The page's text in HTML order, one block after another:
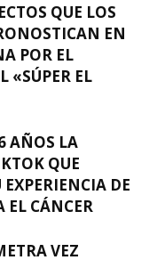
QUE LOS
EN
POR EL
«SÚPER EL
AÑOS LA
QUE
DE
EL CÁNCER
VEZ